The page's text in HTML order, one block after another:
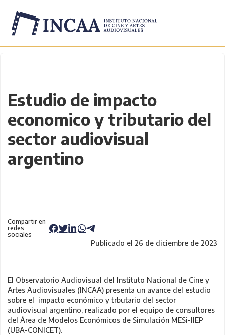
Estudio de impacto
economico y tributario del
sector audiovisual
argentino
Compartir en
redes
sociales
Publicado el 26 de diciembre de 2023
El Observatorio Audiovisual del Instituto Nacional de Cine y
Artes Audiovisuales (INCAA) presenta un avance del estudio
sobre el impacto económico y trbutario del sector
audiovisual argentino, realizado por el equipo de consultores
del Área de Modelos Económicos de Simulación MESi-IIEP
(UBA-CONICET).